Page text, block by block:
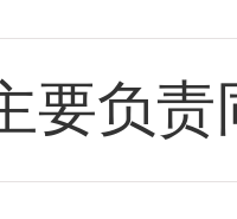
要负